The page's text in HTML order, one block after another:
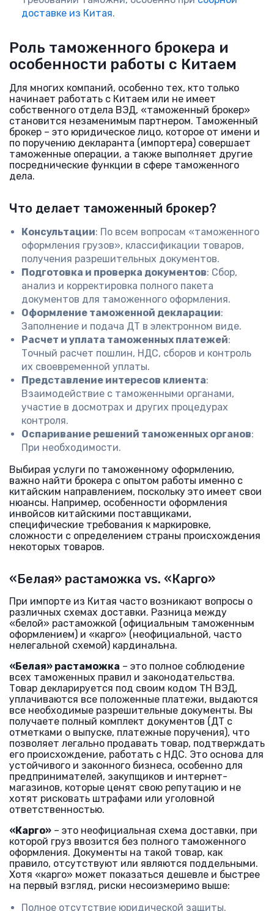
доставке из Китая.
Роль таможенного брокера и
особенности работы с Китаем
Для многих компаний, особенно тех, кто только
начинает работать с Китаем или не имеет
собственного отдела ВЭД, «таможенный брокер»
становится незаменимым партнером. Таможенный
брокер – это юридическое лицо, которое от имени и
по поручению декларанта (импортера) совершает
таможенные операции, а также выполняет другие
посреднические функции в сфере таможенного
дела.
Что делает таможенный брокер?
Консультации: По всем вопросам «таможенного
оформления грузов», классификации товаров,
получения разрешительных документов.
Подготовка и проверка документов: Сбор,
анализ и корректировка полного пакета
документов для таможенного оформления.
Оформление таможенной декларации:
Заполнение и подача ДТ в электронном виде.
Расчет и уплата таможенных платежей:
Точный расчет пошлин, НДС, сборов и контроль
их своевременной уплаты.
Представление интересов клиента:
Взаимодействие с таможенными органами,
участие в досмотрах и других процедурах
контроля.
Оспаривание решений таможенных органов:
При необходимости.
Выбирая услуги по таможенному оформлению,
важно найти брокера с опытом работы именно с
китайским направлением, поскольку это имеет свои
нюансы. Например, особенности оформления
инвойсов китайскими поставщиками,
специфические требования к маркировке,
сложности с определением страны происхождения
некоторых товаров.
«Белая» растаможка vs. «Карго»
При импорте из Китая часто возникают вопросы о
различных схемах доставки. Разница между
«белой» растаможкой (официальным таможенным
оформлением) и «карго» (неофициальной, часто
нелегальной схемой) кардинальна.
«Белая» растаможка – это полное соблюдение
всех таможенных правил и законодательства.
Товар декларируется под своим кодом ТН ВЭД,
уплачиваются все положенные платежи, выдаются
все необходимые разрешительные документы. Вы
получаете полный комплект документов (ДТ с
отметками о выпуске, платежные поручения), что
позволяет легально продавать товар, подтверждать
его происхождение, работать с НДС. Это основа для
устойчивого и законного бизнеса, особенно для
предпринимателей, закупщиков и интернет-
магазинов, которые ценят свою репутацию и не
хотят рисковать штрафами или уголовной
ответственностью.
«Карго» – это неофициальная схема доставки, при
которой груз ввозится без полного таможенного
оформления. Документы на такой товар, как
правило, отсутствуют или являются поддельными.
Хотя «карго» может показаться дешевле и быстрее
на первый взгляд, риски несоизмеримо выше:
Полное отсутствие юридической защиты.